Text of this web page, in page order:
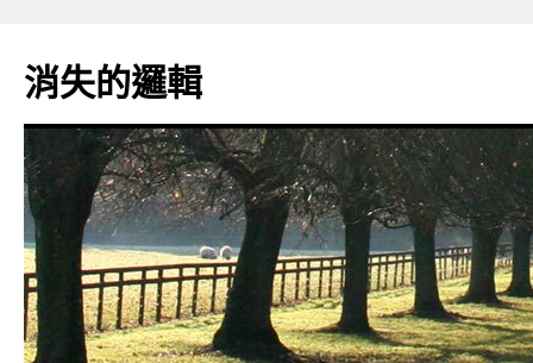
主
要
消失的邏輯